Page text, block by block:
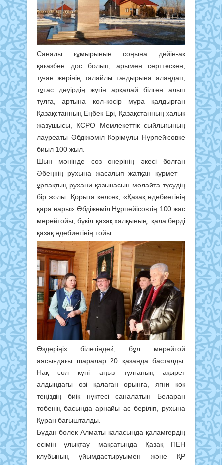
Саналы ғұмырының соңына дейін-ақ
қағазбен дос болып, арымен серттескен,
туған жерінің талайлы тағдырына алаңдап,
тұтас дәуірдің жүгін арқалай білген алып
тұлға, артына көл-көсір мұра қалдырған
Қазақстанның Еңбек Ері, Қазақстанның халық
жазушысы, КСРО Мемлекеттік сыйлығының
лауреаты Әбдіжәміл Кәрімұлы Нұрпейісовке
биыл 100 жыл.
Шын мәнінде сөз өнерінің әкесі болған
Әбеңнің рухына жасалып жатқан құрмет –
ұрпақтың рухани қазынасын молайта түсудің
бір жолы. Қорыта келсек, «Қазақ әдебиетінің
қара нары» Әбдіжәміл Нұрпейісовтің 100 жас
мерейтойы, бүкіл қазақ халқының, қала берді
қазақ әдебиетінің тойы.
Өздеріңіз білетіндей, бұл мерейтой
аясындағы шаралар 20 қазанда басталды.
Нақ сол күні аңыз тұлғаның ақырет
алдындағы өзі қалаған орынға, яғни көк
теңіздің биік нүктесі саналатын Беларан
төбенің басында арнайы ас беріліп, рухына
Құран бағышталды.
Бұдан бөлек Алматы қаласында қаламгердің
есімін ұлықтау мақсатында Қазақ ПЕН
клубының ұйымдастыруымен және ҚР